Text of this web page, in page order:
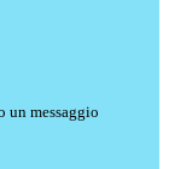
un messaggio